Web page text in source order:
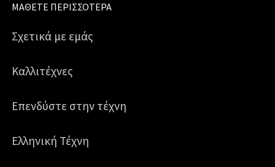
ΜΆΘΕΤΕ ΠΕΡΙΣΣΌΤΕΡΑ
Σχετικά με εμάς
Καλλιτέχνες
Επενδύστε στην τέχνη
Ελληνική Τέχνη